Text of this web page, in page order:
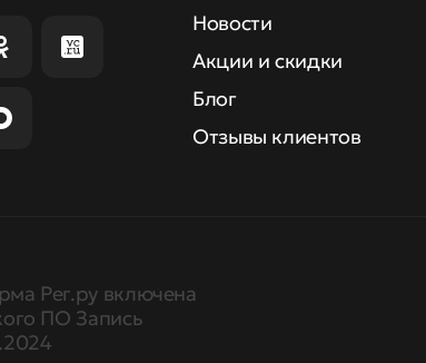
Новости
Акции и скидки
Блог
Отзывы клиентов
Рег.ру включена
ПО Запись